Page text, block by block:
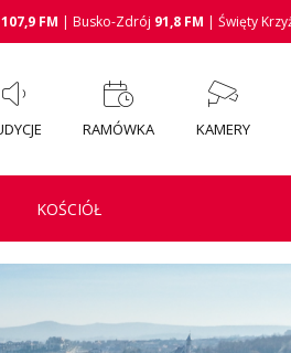
107,9 FM | Busko-Zdrój 91,8 FM | Święty
RAMÓWKA KAMERY
KOŚCIÓŁ